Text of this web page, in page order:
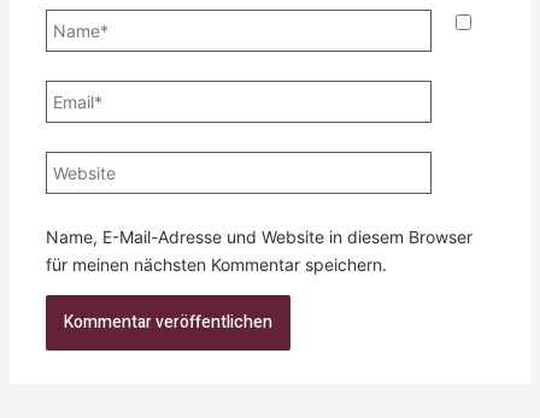
Name*
Email*
Website
Name, E-Mail-Adresse und Website in diesem Browser
für meinen nächsten Kommentar speichern.